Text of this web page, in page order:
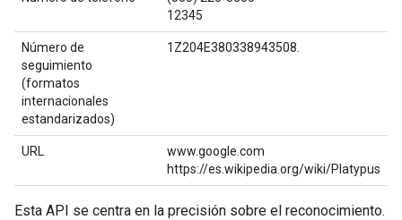
12345
Número de
seguimiento
(formatos
internacionales
estandarizados)
1Z204E380338943508.
URL
www.google.com
https://es.wikipedia.org/wiki/Platypus
Esta API se centra en la precisión sobre el reconocimiento.